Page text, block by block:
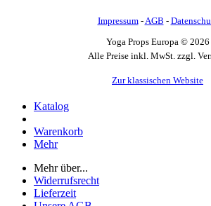
Impressum- AGB -
Yoga Props Europa © 2026
Alle Preise inkl. MwSt. zzgl.
Zur klassischen Website
Katalog
Warenkorb
Mehr
Mehr über...
Widerrufsrecht
Lieferzeit